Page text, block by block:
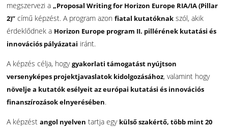
megszervezi a „Proposal Writing for Horizon Europe RIA/IA (Pillar
2)” című képzést. A program azon fiatal kutatóknak szól, akik
érdeklődnek a Horizon Europe program II. pillérének kutatási és
innovációs pályázatai iránt.
A képzés célja, hogygyakorlati támogatást nyújtson
versenyképes projektjavaslatok kidolgozásához, valamint hogy
növelje a kutatók esélyeit az európai kutatási és innovációs
finanszírozások elnyerésében.
A képzést angol nyelven tartja egy külső szakértő, több mint 20